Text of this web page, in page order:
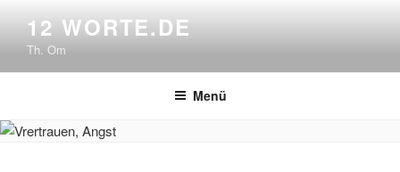
Inhalt
springen
12 WORTE.DE
Th. Om
Menü